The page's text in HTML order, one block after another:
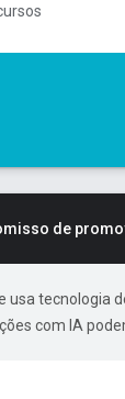
de
usa tecnologia
com IA